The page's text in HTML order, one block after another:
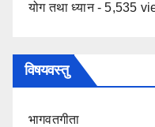
योग तथा ध्यान- 5,535
विषयवस्तु
भागवतगीता